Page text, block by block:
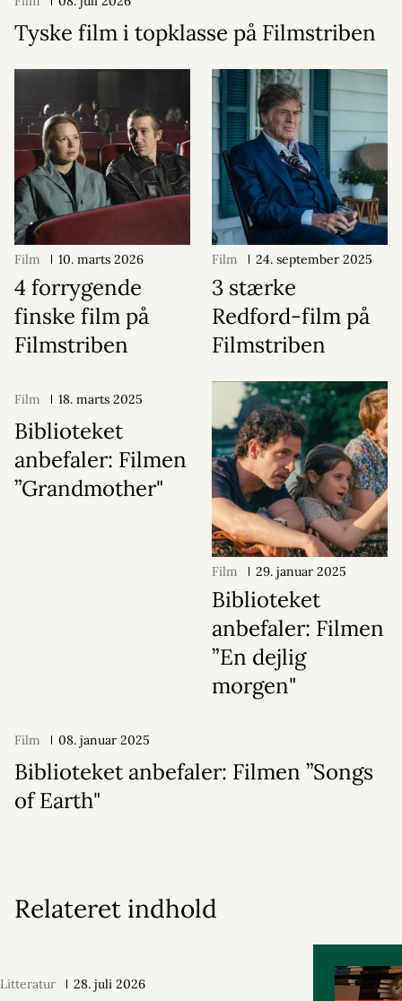
Tyske film i topklasse på Filmstriben
Film 10. marts 2026
4 forrygende
finske film på
Filmstriben
Film 24. september 2025
3 stærke
Redford-film på
Filmstriben
Film 18. marts 2025
Biblioteket
anbefaler: Filmen
”Grandmother"
Film 29. januar 2025
Biblioteket
anbefaler: Filmen
”En dejlig
morgen"
Film 08. januar 2025
Biblioteket anbefaler: Filmen ”Songs
of Earth"
Relateret indhold
Litteratur 28. juli 2026